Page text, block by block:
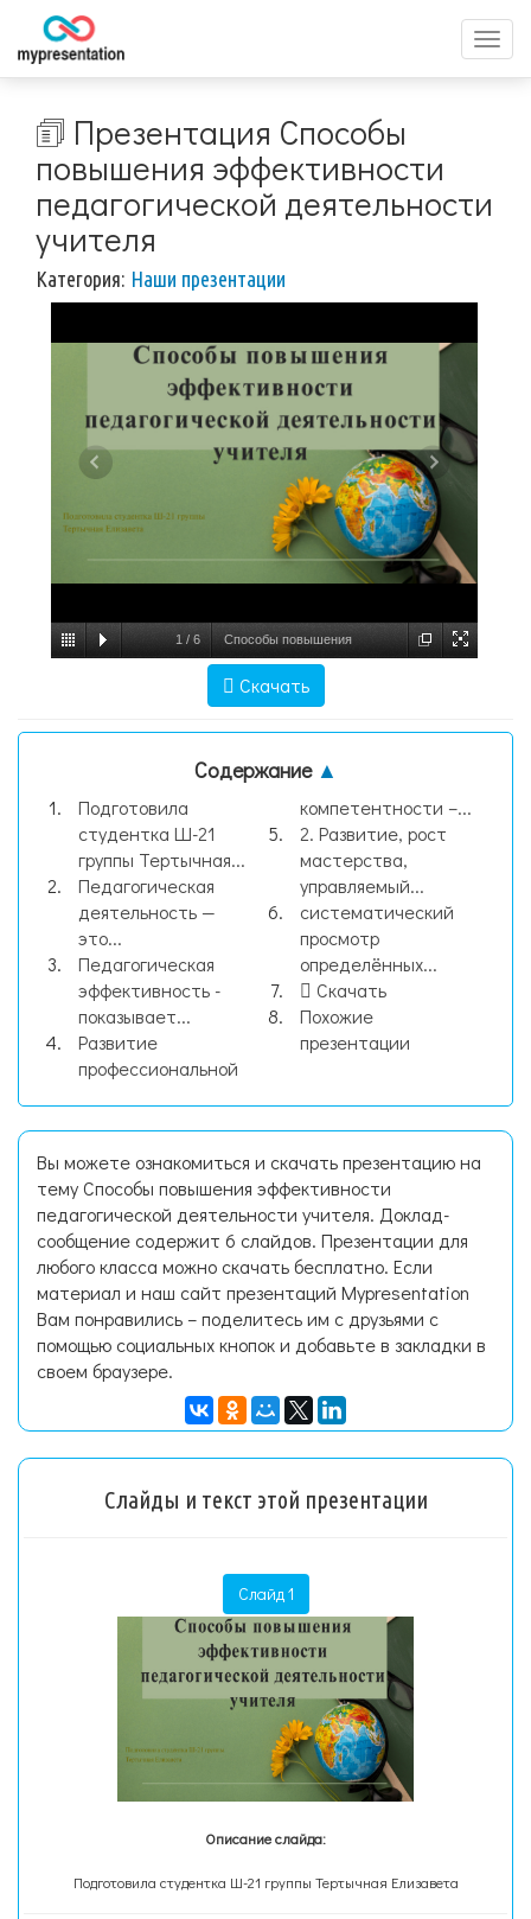
меню
🗊 Презентация Способы
повышения эффективности
педагогической деятельности
учителя
Категория: Наши презентации
1 / 6 Способы повышения
деятельности учителя, слайд №1
Скачать
Содержание ▲
Подготовила
студентка Ш-21
группы Тертычная...
Педагогическая
деятельность —
это...
Педагогическая
эффективность -
показывает...
Развитие
профессиональной
компетентности –...
2. Развитие, рост
мастерства,
управляемый...
систематический
просмотр
определённых...
Скачать
Похожие
презентации
Вы можете ознакомиться и скачать презентацию на
тему Способы повышения эффективности
педагогической деятельности учителя. Доклад-
сообщение содержит 6 слайдов. Презентации для
любого класса можно скачать бесплатно. Если
материал и наш сайт презентаций Mypresentation
Вам понравились – поделитесь им с друзьями с
помощью социальных кнопок и добавьте в закладки в
своем браузере.
Слайды и текст этой презентации
Слайд 1
Описание слайда:
Подготовила студентка Ш-21 группы Тертычная Елизавета